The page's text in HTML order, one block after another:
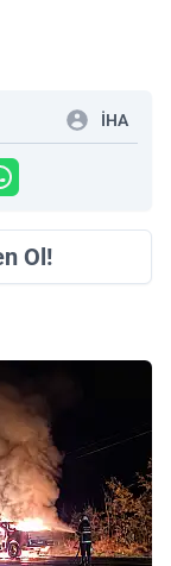
İHA
Ol!